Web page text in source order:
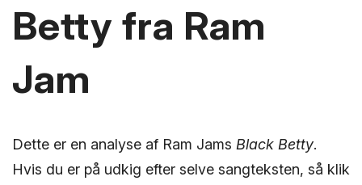
Betty fra Ram
Jam
Dette er en analyse af Ram Jams Black Betty.
Hvis du er på udkig efter selve sangteksten, så klik